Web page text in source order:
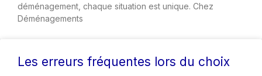
déménagement, chaque situation est unique. Chez
Déménagements
Les erreurs fréquentes lors du choix